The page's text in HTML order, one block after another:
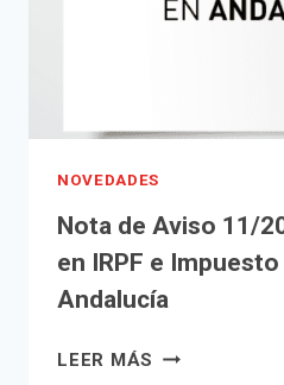
NOVEDADES
Nota de Aviso 11/
en IRPF e
Andalucía
LEER MÁS NOTA